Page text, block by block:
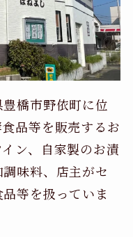
橋市野依町に位
品等を販売するお
ン、自家製のお漬
味料、店主がセ
等を扱っていま